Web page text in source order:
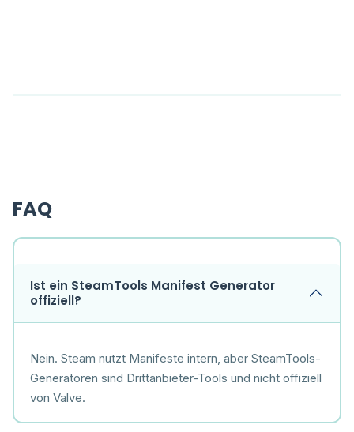
FAQ
Ist ein SteamTools Manifest Generator
offiziell?
Nein. Steam nutzt Manifeste intern, aber SteamTools-
Generatoren sind Drittanbieter-Tools und nicht offiziell
von Valve.